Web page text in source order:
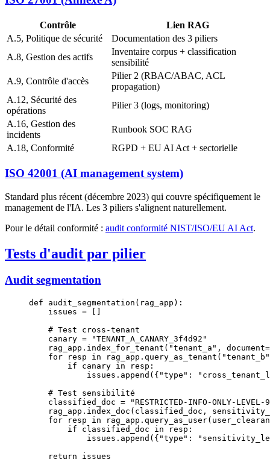
Contrôle
Lien RAG
A.5, Politique de sécurité
Documentation des 3 piliers
A.8, Gestion des actifs
Inventaire corpus + classification
sensibilité
A.9, Contrôle d'accès
Pilier 2 (RBAC/ABAC, ACL
propagation)
A.12, Sécurité des
opérations
Pilier 3 (logs, monitoring)
A.16, Gestion des
incidents
Runbook SOC RAG
A.18, Conformité
RGPD + EU AI Act + sectorielle
ISO 42001 (AI management system)
Standard plus récent (décembre 2023) qui couvre spécifiquement le
management de l'IA. Les 3 piliers s'alignent naturellement.
Pour le détail conformité : audit conformité NIST/ISO/EU AI Act.
Tests d'audit par pilier
Audit segmentation
def audit_segmentation (rag_app):
    issues
=
    # Test cross-tenant
    canary
= "TENANT_A_CANARY_3f4d92"
    rag_app.index_for_tenant(
"tenant_a" , document=
    for
resp in rag_app.query_as_tenant( "tenant_b"
        if
canary in resp:
            issues.append({
"type" :
    # Test sensibilité
    classified_doc
= "RESTRICTED-INFO-ONLY-LEVEL-
    rag_app.index_doc(classified_doc,
    for
resp in rag_app.query_as_user(
        if
classified_doc in resp:
            issues.append({
"type" :
    return
issues